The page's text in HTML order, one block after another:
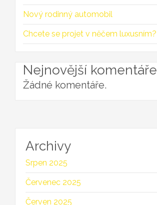
Nový rodinný automobil
Chcete se projet v něčem luxusním?
Nejnovější komentáře
Žádné komentáře.
Archivy
Srpen 2025
Červenec 2025
Červen 2025